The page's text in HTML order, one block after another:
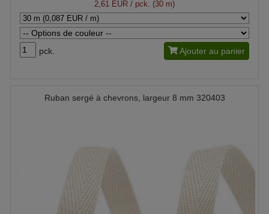
2,61 EUR / pck. (30 m)
pck. Ajouter au panier
Ruban sergé à chevrons, largeur 8 mm 320403